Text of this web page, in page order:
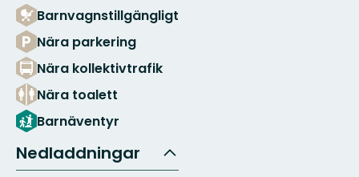
Barnvagnstillgängligt
Nära parkering
Nära kollektivtrafik
Nära toalett
Barnäventyr
Nedladdningar